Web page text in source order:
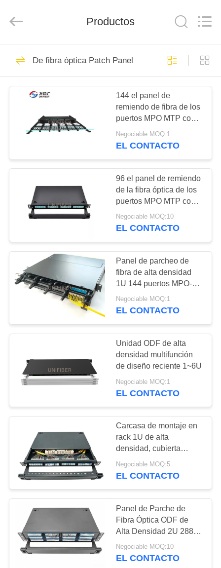
HOGAR
PRODUCTOS
SOBRE
NOSOTROS
VIAJE
FÁBRICA
CONTROL
DE
CALIDAD
ÉNTRENOS
EN
CONTACTO
NOTICIAS
PIDA
CITA
MAPA
DEL
SITIO
PRIVACY
POLICY
Technology
Co.,Ltd.
Fibra óptica Patch
Cord
320
Cordón de remiendo
de MPO MTP
96
montaje de cable de
la fibra
177
De fibra óptica
Splitter
129
Multiplexor de la
división de la
longitud de onda
Productos
De fibra óptica Patch Panel
144 el panel de
remiendo de fibra de los
puertos MPO MTP con
capacidad del casete de
8F 12F
Negociable MOQ:1
EL CONTACTO
96 el panel de remiendo
de la fibra óptica de los
puertos MPO MTP con
los módulos del casete
4x24F
Negociable MOQ:10
EL CONTACTO
Panel de parcheo de
fibra de alta densidad
1U 144 puertos MPO-LC
con 12 casetes MPO-LC
Negociable MOQ:1
EL CONTACTO
Unidad ODF de alta
densidad multifunción
de diseño reciente 1~6U
Negociable MOQ:1
EL CONTACTO
Carcasa de montaje en
rack 1U de alta
densidad, cubierta
superior extraíble sin
herramientas, admite 4
Negociable MOQ:5
EL CONTACTO
Panel de Parche de
Fibra Óptica ODF de
Alta Densidad 2U 288
Fibras
Negociable MOQ:10
EL CONTACTO